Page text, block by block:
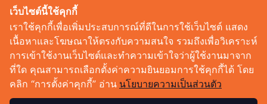
Corp Innov
Saucy Thoughts
Sustainable
Videos
Podcast
เว็บไซต์นี้ใช้คุกกี้
เราใช้คุกกี้เพื่อเพิ่มประสบการณ์ที่ดีในการใช้เว็บไซต์ แสดง
เนื้อหาและโฆษณาให้ตรงกับความสนใจ รวมถึงเพื่อวิเคราะห์
การเข้าใช้งานเว็บไซต์และทำความเข้าใจว่าผู้ใช้งานมาจาก
ที่ใด คุณสามารถเลือกตั้งค่าความยินยอมการใช้คุกกี้ได้ โดย
คลิก “การตั้งค่าคุกกี้” อ่าน นโยบายความเป็นส่วนตัว